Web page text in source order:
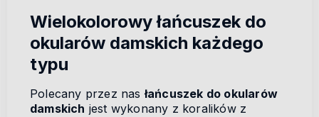
Wielokolorowy łańcuszek do
okularów damskich każdego
typu
Polecany przez nasłańcuszek do okularów
damskich jest wykonany z koralików z